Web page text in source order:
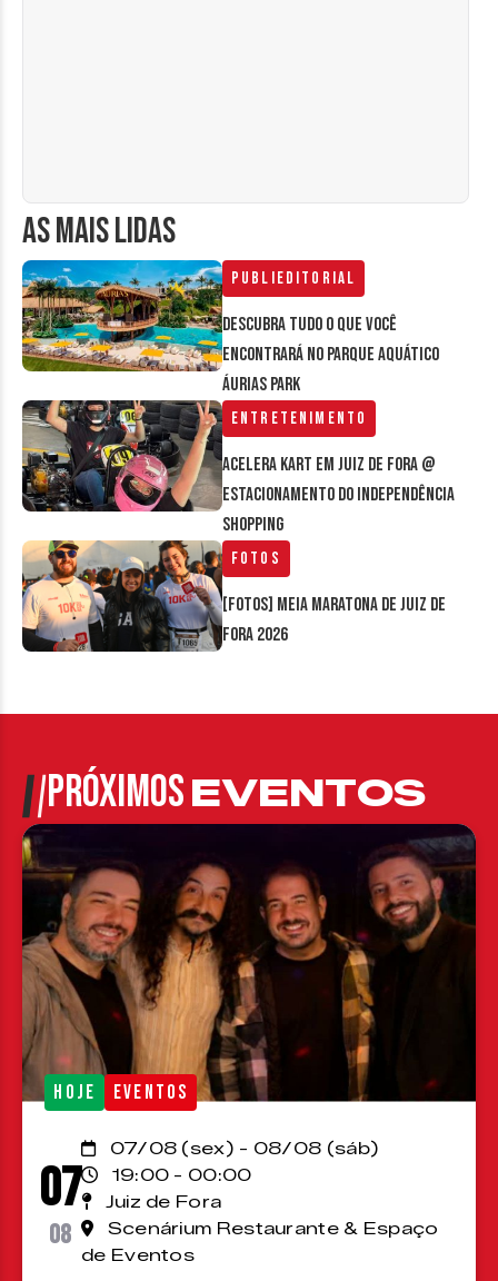
AS MAIS LIDAS
Publieditorial
Descubra tudo o que você
encontrará no parque aquático
Áurias Park
Entretenimento
Acelera Kart em Juiz de Fora @
estacionamento do Independência
Shopping
Fotos
[FOTOS] Meia Maratona de Juiz de
Fora 2026
PRÓXIMOSEVENTOS
HOJE EVENTOS
07
08
07/08 (sex) - 08/08 (sáb)
19:00 - 00:00
Juiz de Fora
Scenárium Restaurante & Espaço
de Eventos